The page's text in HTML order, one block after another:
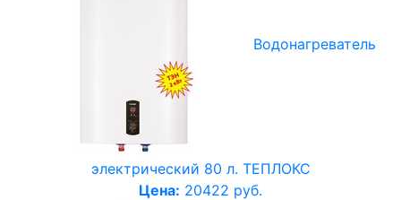
Водонагреватель
электрический 80 л. ТЕПЛОКС
Цена: 20422 руб.